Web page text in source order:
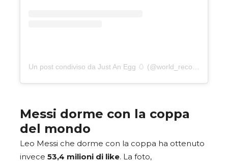
Messi dorme con la coppa
del mondo
Leo Messi che dorme con la coppa ha ottenuto
invece 53,4 milioni di like. La foto,